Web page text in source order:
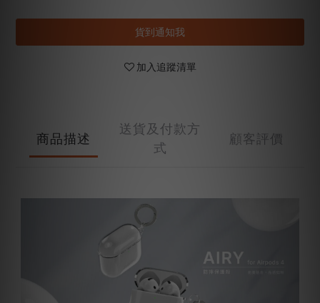
貨到通知我
加入追蹤清單
商品描述
送貨及付款方
式
顧客評價